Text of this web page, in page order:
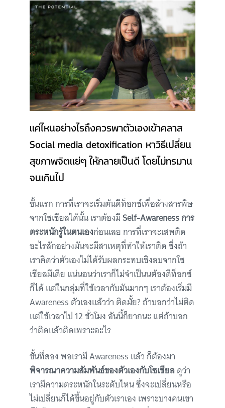
แค่ไหนอย่างไรถึงควรพาตัวเองเข้าคลาส
Social media detoxification หาวิธีเปลี่ยน
สุขภาพจิตแย่ๆ ให้กลายเป็นดี โดยไม่ทรมาน
จนเกินไป
ขั้นแรก การที่เราจะเริ่มต้นดีท็อกซ์เพื่อล้างสารพิษ
จากโซเชียลได้นั้น เราต้องมีSelf-Awareness การ
ตระหนักรู้ในตนเองก่อนเลย การที่เราจะเสพติด
อะไรสักอย่างมันจะมีสาเหตุที่ทำให้เราติด ซึ่งถ้า
เราคิดว่าตัวเองไม่ได้รับผลกระทบเชิงลบจากโซ
เชียลมีเดีย แน่นอนว่าเราก็ไม่จำเป็นนต้องดีท็อกซ์
ก็ได้ แต่ในกลุ่มที่ใช้เวลากับมันมากๆ เราต้องเริ่มมี
Awareness ตัวเองแล้วว่า ติดมั้ย? ถ้าบอกว่าไม่ติด
แต่ใช้เวลาไป 12 ชั่วโมง อันนี้ก็ยากนะ แต่ถ้าบอก
ว่าติดแล้วติดเพราะอะไร
ขั้นที่สอง พอเรามี Awareness แล้ว ก็ต้องมา
พิจารณาความสัมพันธ์ของตัวเองกับโซเชียล ดูว่า
เรามีความตระหนักในระดับไหน ซึ่งจะเปลี่ยนหรือ
ไม่เปลี่ยนก็ได้ขึ้นอยู่กับตัวเราเอง เพราะบางคนเขา